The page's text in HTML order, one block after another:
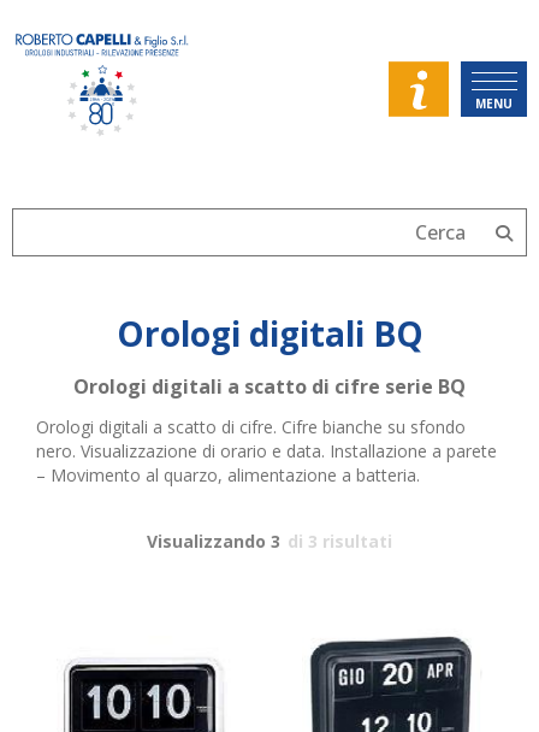
MENU
Orologi digitali BQ
Orologi digitali a scatto di cifre serie BQ
Orologi digitali a scatto di cifre. Cifre bianche su sfondo
nero. Visualizzazione di orario e data. Installazione a parete
– Movimento al quarzo, alimentazione a batteria.
Visualizzando 3 di 3 risultati